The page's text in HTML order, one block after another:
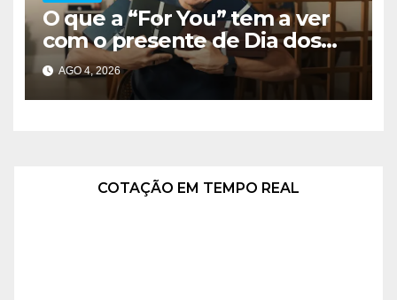
O que a “For You” tem a ver
com o presente de Dia dos
Pais? Campanha aposta nas
trends para aproximar
gerações
AGO 4, 2026
COTAÇÃO EM TEMPO REAL